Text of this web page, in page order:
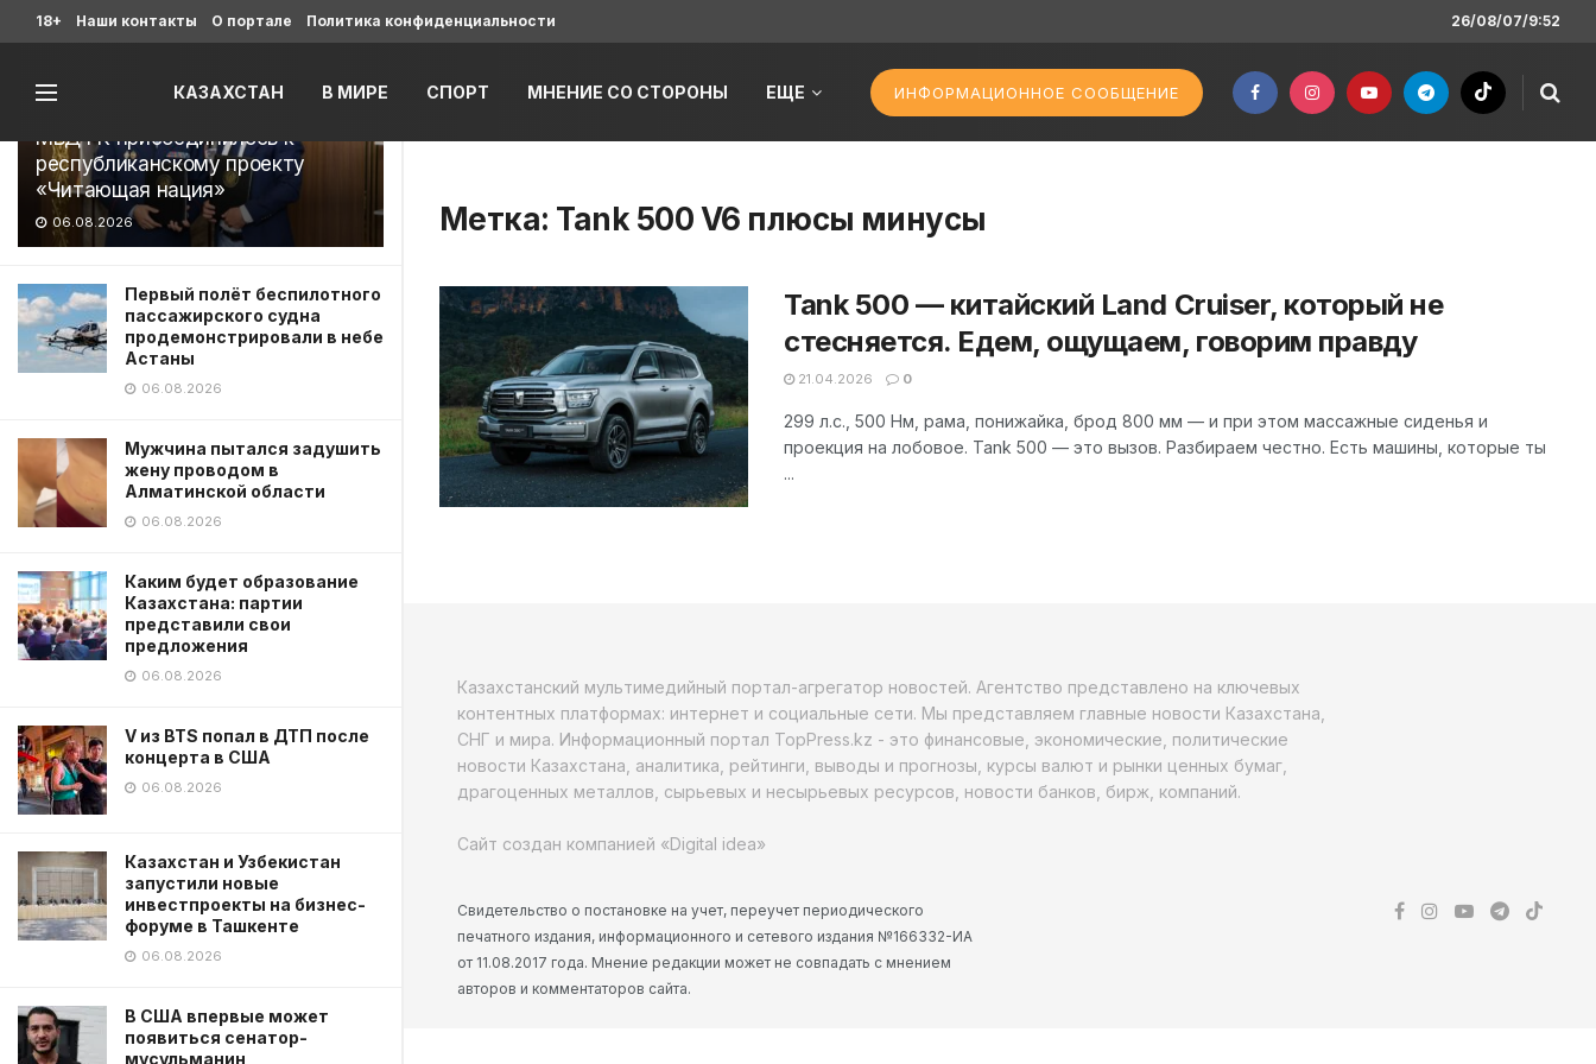
Последние
МВД РК присоединилось к
республиканскому проекту
«Читающая нация»
06.08.2026
Первый полёт беспилотного
пассажирского судна
продемонстрировали в небе
Астаны
06.08.2026
Мужчина пытался задушить
жену проводом в
Алматинской области
06.08.2026
Каким будет образование
Казахстана: партии
представили свои
предложения
06.08.2026
V из BTS попал в ДТП после
концерта в США
06.08.2026
Казахстан и Узбекистан
запустили новые
инвестпроекты на бизнес-
форуме в Ташкенте
06.08.2026
В США впервые может
появиться сенатор-
мусульманин
18+ Наши контакты О портале Политика конфиденциальности 26/08/07/9:52
КАЗАХСТАН В МИРЕ СПОРТ МНЕНИЕ СО СТОРОНЫ ЕЩЕ ИНФОРМАЦИОННОЕ СООБЩЕНИЕ
Метка: Tank 500 V6 плюсы минусы
Tank 500 — китайский Land Cruiser, который не
стесняется. Едем, ощущаем, говорим правду
21.04.2026 0
299 л.с., 500 Нм, рама, понижайка, брод 800 мм — и при этом массажные сиденья и
проекция на лобовое. Tank 500 — это вызов. Разбираем честно. Есть машины, которые ты
...
Казахстанский мультимедийный портал-агрегатор новостей. Агентство представлено на ключевых
контентных платформах: интернет и социальные сети. Мы представляем главные новости Казахстана,
СНГ и мира. Информационный портал TopPress.kz - это финансовые, экономические, политические
новости Казахстана, аналитика, рейтинги, выводы и прогнозы, курсы валют и рынки ценных бумаг,
драгоценных металлов, сырьевых и несырьевых ресурсов, новости банков, бирж, компаний.
Сайт создан компанией «Digital idea»
Свидетельство о постановке на учет, переучет периодического
печатного издания, информационного и сетевого издания №166332-ИА
от 11.08.2017 года. Мнение редакции может не совпадать с мнением
авторов и комментаторов сайта.